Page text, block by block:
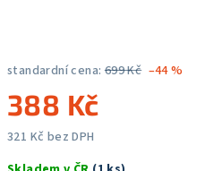
standardní cena: 699 Kč –44 %
388 Kč
321 Kč bez DPH